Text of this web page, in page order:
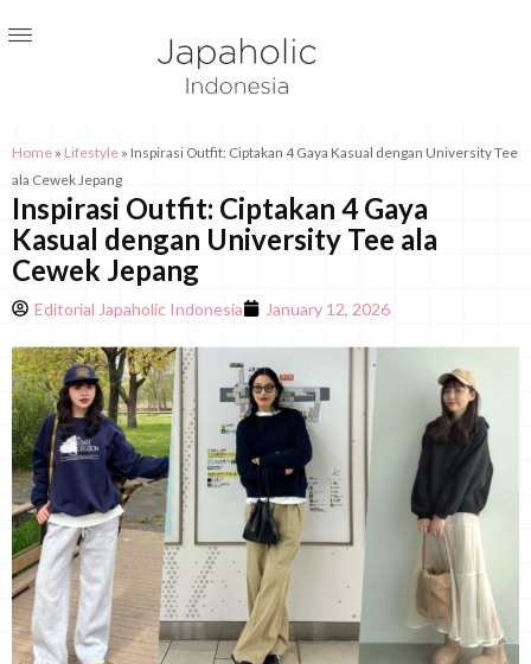
Home » Lifestyle » Inspirasi Outfit: Ciptakan 4 Gaya Kasual dengan University Tee
ala Cewek Jepang
Inspirasi Outfit: Ciptakan 4 Gaya
Kasual dengan University Tee ala
Cewek Jepang
Editorial Japaholic Indonesia January 12, 2026